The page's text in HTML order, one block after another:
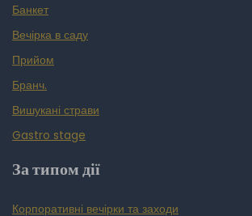
Банкет
Вечірка в саду
Прийом
Бранч.
Вишукані страви
Gastro stage
За типом дії
Корпоративні вечірки та заходи